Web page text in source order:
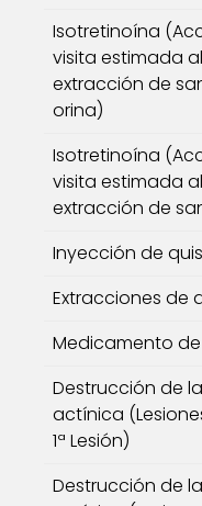
Isotretinoína
visita estimada
extracción de
orina)
Isotretinoína
visita estimada
extracción de
Inyección de
Extracciones de
Medicamento
Destrucción de
actínica
1ª Lesión)
Destrucción de